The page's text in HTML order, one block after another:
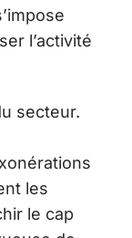
l’activité
secteur.
les
le cap